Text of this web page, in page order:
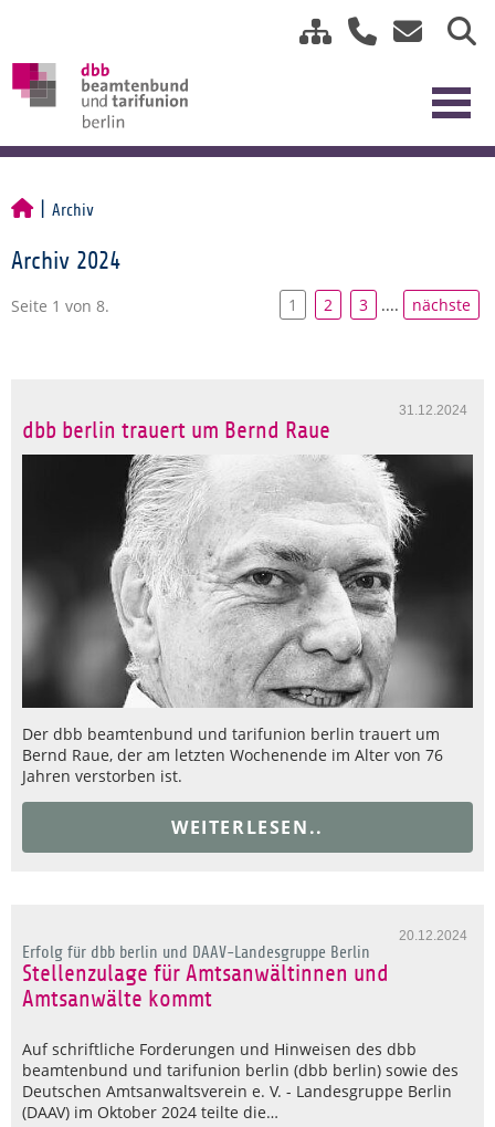
Archiv
Archiv 2024
Seite 1 von 8. 1 2 3 .... nächste
31.12.2024
dbb berlin trauert um Bernd Raue
Der dbb beamtenbund und tarifunion berlin trauert um
Bernd Raue, der am letzten Wochenende im Alter von 76
Jahren verstorben ist.
WEITERLESEN..
20.12.2024
Erfolg für dbb berlin und DAAV-Landesgruppe Berlin
Stellenzulage für Amtsanwältinnen und
Amtsanwälte kommt
Auf schriftliche Forderungen und Hinweisen des dbb
beamtenbund und tarifunion berlin (dbb berlin) sowie des
Deutschen Amtsanwaltsverein e. V. - Landesgruppe Berlin
(DAAV) im Oktober 2024 teilte die…